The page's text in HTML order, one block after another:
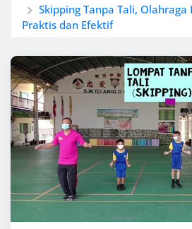
Skipping Tanpa Tali,
Praktis dan Efektif